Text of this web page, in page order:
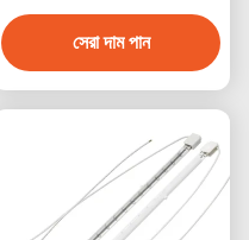
3000W 400V
সেরা দাম পান